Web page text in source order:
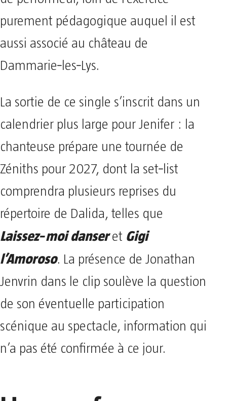
purement pédagogique auquel il est
aussi associé au château de
Dammarie‑les‑Lys.
La sortie de ce single s’inscrit dans un
calendrier plus large pour Jenifer : la
chanteuse prépare une tournée de
Zéniths pour 2027, dont la set‑list
comprendra plusieurs reprises du
répertoire de Dalida, telles que
Laissez‑moi danseret Gigi
l’Amoroso. La présence de Jonathan
Jenvrin dans le clip soulève la question
de son éventuelle participation
scénique au spectacle, information qui
n’a pas été confirmée à ce jour.